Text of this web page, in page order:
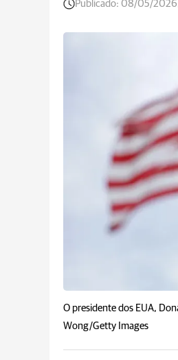
Publicado: 08/05/2026,
O presidente dos EUA,
Wong/Getty Images